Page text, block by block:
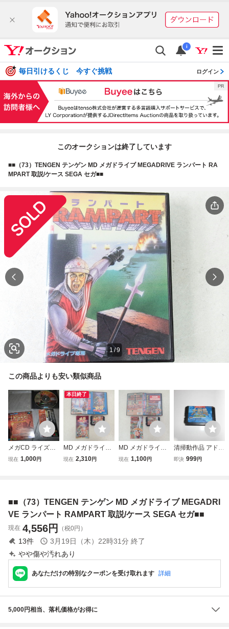
i
毎日引けるくじ 今すぐ挑戦 ログイン
このオークションは終了しています
■■（73）TENGEN テンゲン MD メガドライブ MEGADRIVE ランパート RA
MPART 取説/ケース SEGA セガ■■
1/9
この商品よりも安い類似商品
メガCD ライズ・
オブ・ザ・ドラゴ
現在 1,000円
本日終了
MD メガドライブ
GOLDEN AXE ゴ
現在 2,310円
MD メガドライブ
GAIN GROUND
現在 1,100円
清掃動作品 アドバ
ンスド大戦略 ドイ
即決 999円
■■（73）TENGEN テンゲン MD メガドライブ MEGADRI
VE ランパート RAMPART 取説/ケース SEGA セガ■■
現在 4,556円 （税0円）
13件 3月19日（木）22時31分 終了
やや傷や汚れあり
あなただけの特別なクーポンを受け取れます 詳細
5,000円相当、落札価格がお得に